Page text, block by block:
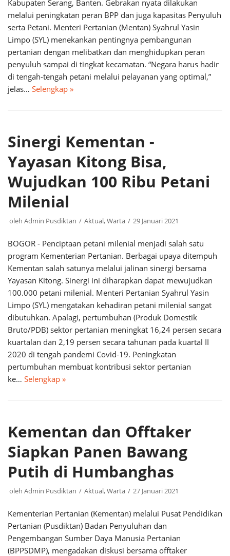
Kabupaten Serang, Banten. Gebrakan nyata dilakukan
melalui peningkatan peran BPP dan juga kapasitas Penyuluh
serta Petani. Menteri Pertanian (Mentan) Syahrul Yasin
Limpo (SYL) menekankan pentingnya pembangunan
pertanian dengan melibatkan dan menghidupkan peran
penyuluh sampai di tingkat kecamatan. “Negara harus hadir
di tengah-tengah petani melalui pelayanan yang optimal,”
jelas… Selengkap »
Sinergi Kementan -
Yayasan Kitong Bisa,
Wujudkan 100 Ribu Petani
Milenial
oleh Admin Pusdiktan Aktual,Warta 29 Januari 2021
BOGOR - Penciptaan petani milenial menjadi salah satu
program Kementerian Pertanian. Berbagai upaya ditempuh
Kementan salah satunya melalui jalinan sinergi bersama
Yayasan Kitong. Sinergi ini diharapkan dapat mewujudkan
100.000 petani milenial. Menteri Pertanian Syahrul Yasin
Limpo (SYL) mengatakan kehadiran petani milenial sangat
dibutuhkan. Apalagi, pertumbuhan (Produk Domestik
Bruto/PDB) sektor pertanian meningkat 16,24 persen secara
kuartalan dan 2,19 persen secara tahunan pada kuartal II
2020 di tengah pandemi Covid-19. Peningkatan
pertumbuhan membuat kontribusi sektor pertanian
ke… Selengkap »
Kementan dan Offtaker
Siapkan Panen Bawang
Putih di Humbanghas
oleh Admin Pusdiktan Aktual,Warta 27 Januari 2021
Kementerian Pertanian (Kementan) melalui Pusat Pendidikan
Pertanian (Pusdiktan) Badan Penyuluhan dan
Pengembangan Sumber Daya Manusia Pertanian
(BPPSDMP), mengadakan diskusi bersama offtaker